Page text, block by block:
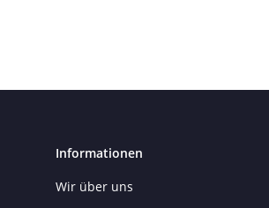
Informationen
Wir über uns